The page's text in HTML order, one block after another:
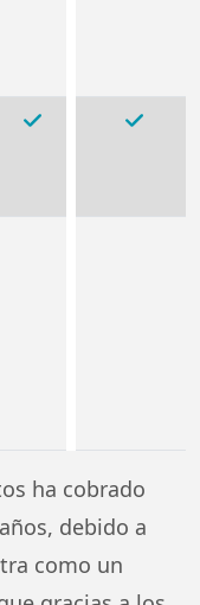
ha cobrado
debido a
como un